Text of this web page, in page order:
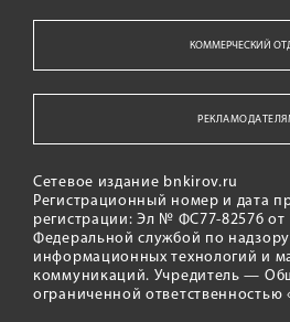
КОММЕРЧЕСКИЙ
Сетевое издание bnkirov.ru
Регистрационный номер и дата
регистрации: Эл № ФС77-82576 от
Федеральной службой по
информационных технологий и
коммуникаций. Учредитель —
ограниченной ответственностью